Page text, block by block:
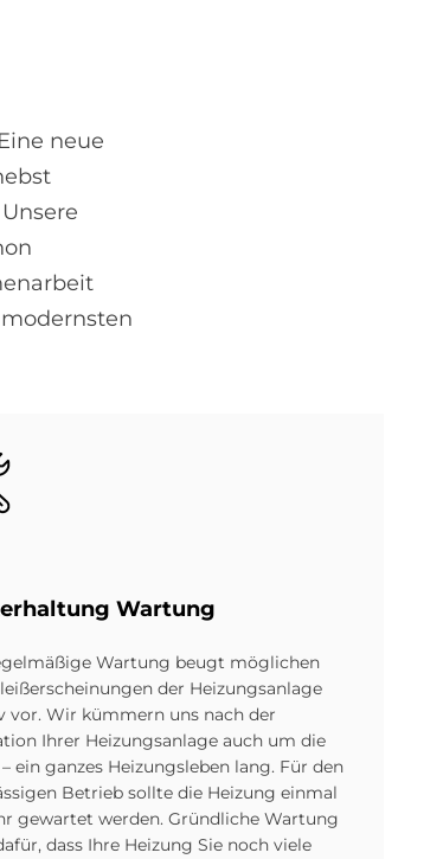
neue
War­tung
Wartung beugt möglichen
der Heizungsanlage
vor. Wir kümmern uns nach der
Ihrer Heizungsanlage auch um die
ein ganzes Heizungsleben lang. Für den
Betrieb sollte die Heizung einmal
gewartet werden. Gründliche Wartung
dass Ihre Heizung Sie noch viele